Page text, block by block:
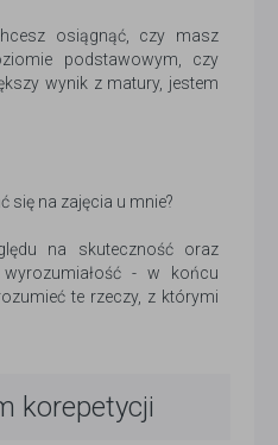
osiągnąć, czy masz
podstawowym, czy
wynik z matury, jestem
się na zajęcia u mnie?
na skuteczność oraz
- w końcu
te rzeczy, z którymi
korepetycji